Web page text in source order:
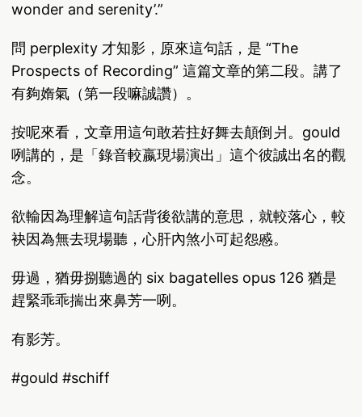
wonder and serenity’.”
問 perplexity 才知影，原來這句話，是 “The
Prospects of Recording” 這篇文章的第二段。講了
有夠媠氣（第一段嘛誠讚）。
按呢來看，文章用這句敢若拄好舞去顛倒爿。gould
咧講的，是「錄音較嬴現場演出」這个彼誠出名的觀
念。
欲輸因為理解這句話背後欲講的意思，就較落心，較
袂因為無去現場聽，心肝內煞小可起怨慼。
毋過，猶毋捌聽過的 six bagatelles opus 126 猶是
趕緊乖乖揣出來鼻芳一咧。
有影芳。
#gould #schiff